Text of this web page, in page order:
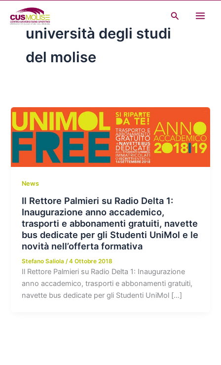
contenuto
Cerca
università degli studi
del molise
News
Il Rettore Palmieri su Radio Delta 1:
Inaugurazione anno accademico,
trasporti e abbonamenti gratuiti, navette
bus dedicate per gli Studenti UniMol e le
novità nell’offerta formativa
Stefano Saliola/4 Ottobre 2018
Il Rettore Palmieri su Radio Delta 1: Inaugurazione
anno accademico, trasporti e abbonamenti gratuiti,
navette bus dedicate per gli Studenti UniMol […]